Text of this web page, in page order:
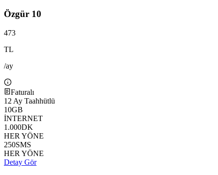
Özgür 10
473
TL
/ay
Faturalı
12 Ay Taahhütlü
10GB
İNTERNET
1.000DK
HER YÖNE
250SMS
HER YÖNE
Detay Gör